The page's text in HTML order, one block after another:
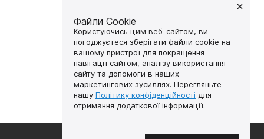
Файли Cookie
Користуючись цим веб-сайтом, ви
погоджуєтеся зберігати файли cookie на
вашому пристрої для покращення
навігації сайтом, аналізу використання
сайту та допомоги в наших
маркетингових зусиллях. Перегляньте
нашу Політику конфіденційності для
отримання додаткової інформації.